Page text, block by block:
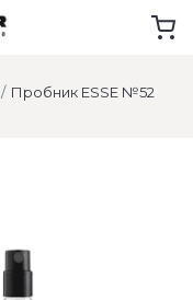
Пробник ESSE №52